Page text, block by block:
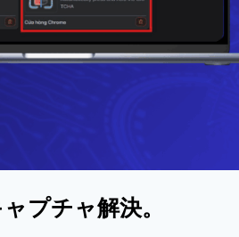
プチャ解決。